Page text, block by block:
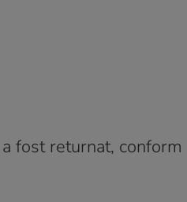
fost returnat, conform